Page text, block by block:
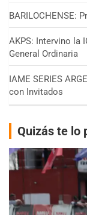
BARILOCHENSE:
AKPS: Intervino la
General Ordinaria
IAME SERIES
con Invitados
Quizás te lo